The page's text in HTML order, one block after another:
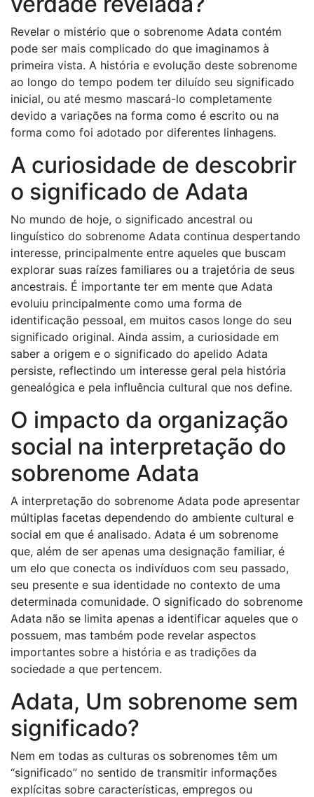
Revelar o mistério que o sobrenome Adata contém
pode ser mais complicado do que imaginamos à
primeira vista. A história e evolução deste sobrenome
ao longo do tempo podem ter diluído seu significado
inicial, ou até mesmo mascará-lo completamente
devido a variações na forma como é escrito ou na
forma como foi adotado por diferentes linhagens.
A curiosidade de descobrir
o significado de Adata
No mundo de hoje, o significado ancestral ou
linguístico do sobrenome Adata continua despertando
interesse, principalmente entre aqueles que buscam
explorar suas raízes familiares ou a trajetória de seus
ancestrais. É importante ter em mente que Adata
evoluiu principalmente como uma forma de
identificação pessoal, em muitos casos longe do seu
significado original. Ainda assim, a curiosidade em
saber a origem e o significado do apelido Adata
persiste, reflectindo um interesse geral pela história
genealógica e pela influência cultural que nos define.
O impacto da organização
social na interpretação do
sobrenome Adata
A interpretação do sobrenome Adata pode apresentar
múltiplas facetas dependendo do ambiente cultural e
social em que é analisado. Adata é um sobrenome
que, além de ser apenas uma designação familiar, é
um elo que conecta os indivíduos com seu passado,
seu presente e sua identidade no contexto de uma
determinada comunidade. O significado do sobrenome
Adata não se limita apenas a identificar aqueles que o
possuem, mas também pode revelar aspectos
importantes sobre a história e as tradições da
sociedade a que pertencem.
Adata, Um sobrenome sem
significado?
Nem em todas as culturas os sobrenomes têm um
“significado” no sentido de transmitir informações
explícitas sobre características, empregos ou